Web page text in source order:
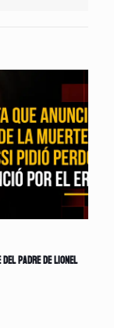
padre de Lionel